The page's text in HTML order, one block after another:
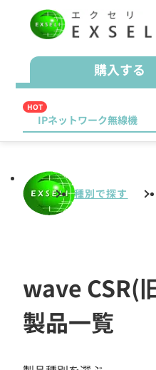
購入する
HOT
IPネットワーク無線機
種別で探す
wave CSR(
製品一覧